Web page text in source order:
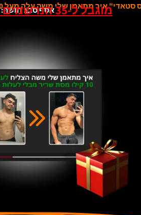
אסף סבג חושף:
איך מתאמן שלי משה עלה מעל 10 קילו מסת שריר בצורה נקייה
מוגבל ל-35 הנרשמים הראשונים!